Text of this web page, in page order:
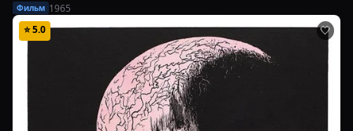
Фильм 1965
⭐5.0 🤍